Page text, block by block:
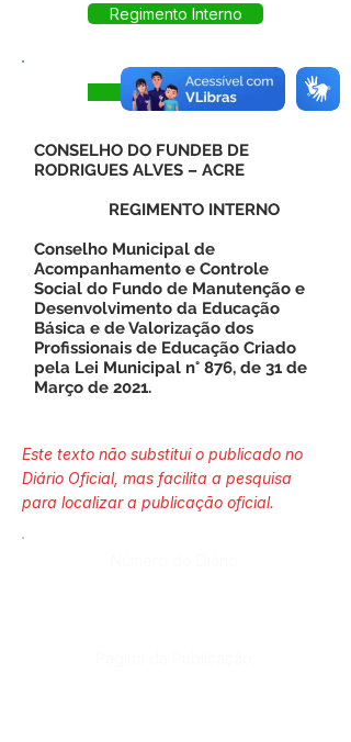
Regimento Interno
Visualizar
CONSELHO DO FUNDEB DE
RODRIGUES ALVES – ACRE
REGIMENTO INTERNO
Conselho Municipal de
Acompanhamento e Controle
Social do Fundo de Manutenção e
Desenvolvimento da Educação
Básica e de Valorização dos
Profissionais de Educação Criado
pela Lei Municipal n° 876, de 31 de
Março de 2021.
Este texto não substitui o publicado no
Diário Oficial, mas facilita a pesquisa
para localizar a publicação oficial.